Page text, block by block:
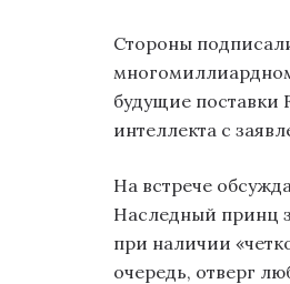
Стороны
будущие поставки
интеллекта с
На встрече
Наследный принц
при наличии
очередь, отверг